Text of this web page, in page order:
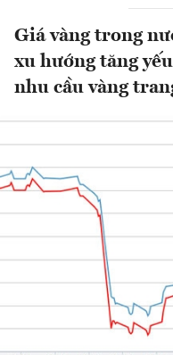
Giá vàng trong
xu hướng tăng
nhu cầu vàng